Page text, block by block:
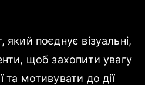
який поєднує візуальні,
щоб захопити увагу
та мотивувати до дії